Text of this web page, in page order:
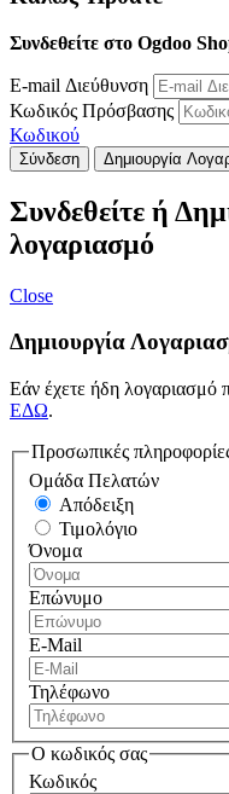
Συνδεθείτε στο Ogdoo
E-mail Διεύθυνση
Κωδικός Πρόσβασης
Κωδικού
Σύνδεση Δημιουργία
Συνδεθείτε ή
λογαριασμό
Close
Δημιουργία
Εάν έχετε ήδη λογαριασμό
ΕΔΩ.
Προσωπικές
Ομάδα Πελατών
Απόδειξη
Τιμολόγιο
Όνομα
Επώνυμο
E-Mail
Τηλέφωνο
Ο κωδικός σας
Κωδικός